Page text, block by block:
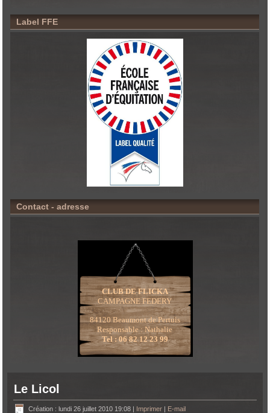
Label FFE
Contact - adresse
CLUB DE FLICKA
CAMPAGNE FEDERY
84120 Beaumont de Pertuis
Responsable : Nathalie
Tel : 06 82 12 23 99
Le Licol
Création : lundi 26 juillet 2010 19:08 | Imprimer | E-mail